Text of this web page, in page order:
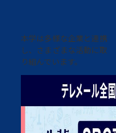
本学は多様な企業と連携
し、さまざまな活動に取
り組んでいます。